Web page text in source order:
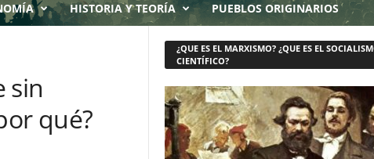
HISTORIA Y TEORÍA PUEBLOS ORIGINARIOS
sin
qué?
¿QUE ES EL MARXISMO? ¿QUE ES EL
CIENTÍFICO?